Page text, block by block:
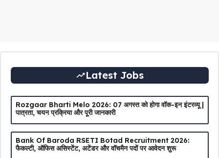
Latest Jobs
Rozgaar Bharti Melo 2026: 07 अगस्त को होगा वॉक-इन इंटरव्यू |
पात्रता, चयन प्रक्रिया और पूरी जानकारी
Bank Of Baroda RSETI Botad Recruitment 2026:
फैकल्टी, ऑफिस असिस्टेंट, अटेंडर और वॉचमैन पदों पर आवेदन शुरू